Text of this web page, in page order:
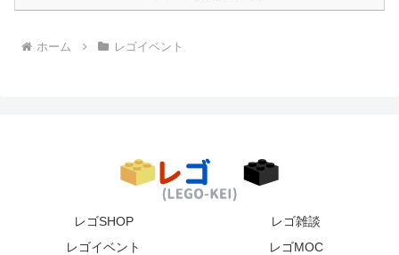
ホーム レゴイベント
レゴSHOP
レゴ雑談
レゴイベント
レゴMOC